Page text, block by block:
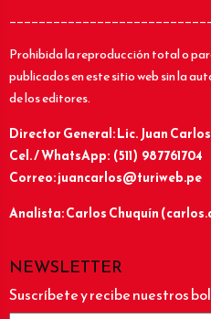
Prohibida la reproducción total o
publicados en este sitio web sin la
de los editores.
Director General: Lic.Juan
Cel. / WhatsApp: (511) 987761704
Correo: juancarlos@turiweb.pe
Analista: Carlos Chuquín
NEWSLETTER
Suscríbete y recibe nuestros